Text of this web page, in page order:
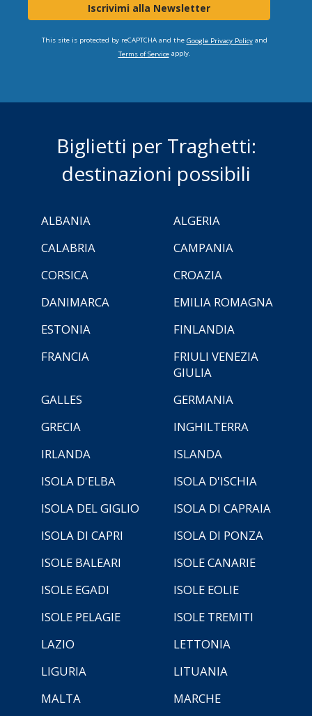
Iscrivimi alla Newsletter
This site is protected by reCAPTCHA and the Google Privacy Policyand
Terms of Serviceapply.
Biglietti per Traghetti:
destinazioni possibili
ALBANIA
ALGERIA
CALABRIA
CAMPANIA
CORSICA
CROAZIA
DANIMARCA
EMILIA ROMAGNA
ESTONIA
FINLANDIA
FRANCIA
FRIULI VENEZIA
GIULIA
GALLES
GERMANIA
GRECIA
INGHILTERRA
IRLANDA
ISLANDA
ISOLA D'ELBA
ISOLA D'ISCHIA
ISOLA DEL GIGLIO
ISOLA DI CAPRAIA
ISOLA DI CAPRI
ISOLA DI PONZA
ISOLE BALEARI
ISOLE CANARIE
ISOLE EGADI
ISOLE EOLIE
ISOLE PELAGIE
ISOLE TREMITI
LAZIO
LETTONIA
LIGURIA
LITUANIA
MALTA
MARCHE